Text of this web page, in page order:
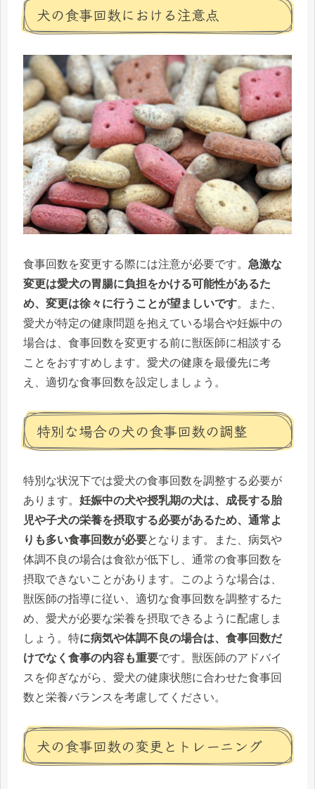
犬の食事回数における注意点
食事回数を変更する際には注意が必要です。 急激な
変更は愛犬の胃腸に負担をかける可能性があるた
め、変更は徐々に行うことが望ましいです。また、
愛犬が特定の健康問題を抱えている場合や妊娠中の
場合は、食事回数を変更する前に獣医師に相談する
ことをおすすめします。愛犬の健康を最優先に考
え、適切な食事回数を設定しましょう。
特別な場合の犬の食事回数の調整
特別な状況下では愛犬の食事回数を調整する必要が
あります。 妊娠中の犬や授乳期の犬は、成長する胎
児や子犬の栄養を摂取する必要があるため、通常よ
りも多い食事回数が必要となります。また、病気や
体調不良の場合は食欲が低下し、通常の食事回数を
摂取できないことがあります。このような場合は、
獣医師の指導に従い、適切な食事回数を調整するた
め、愛犬が必要な栄養を摂取できるように配慮しま
しょう。特に病気や体調不良の場合は、食事回数だ
けでなく食事の内容も重要です。獣医師のアドバイ
スを仰ぎながら、愛犬の健康状態に合わせた食事回
数と栄養バランスを考慮してください。
犬の食事回数の変更とトレーニング